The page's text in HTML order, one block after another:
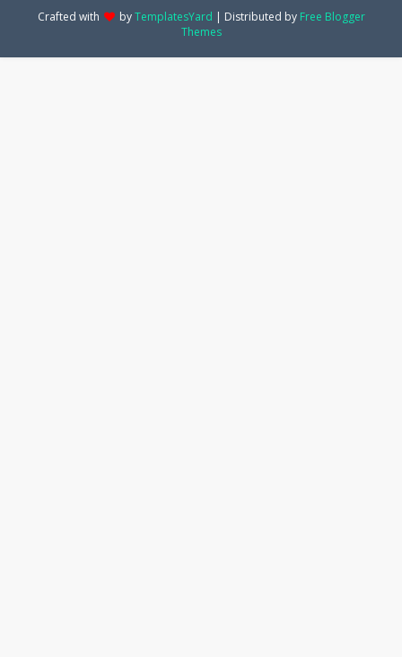
Crafted with
byTemplatesYard | Distributed by Free Blogger
Themes